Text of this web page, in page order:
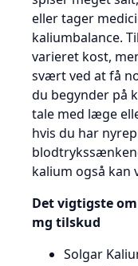
eller tager
kaliumbalance.
varieret kost,
svært ved at få
du begynder på
tale med læge
hvis du har
kalium også kan
Det vigtigste
mg tilskud
Solgar